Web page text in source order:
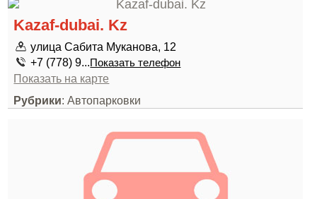
Kazaf-dubai. Kz
улица Сабита Муканова, 12
+7 (778) 9...Показать телефон
Показать на карте
Рубрики: Автопарковки